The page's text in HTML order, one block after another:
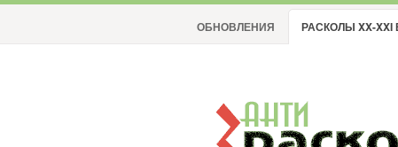
ОБНОВЛЕНИЯ РАСКОЛЫ XX-XXI